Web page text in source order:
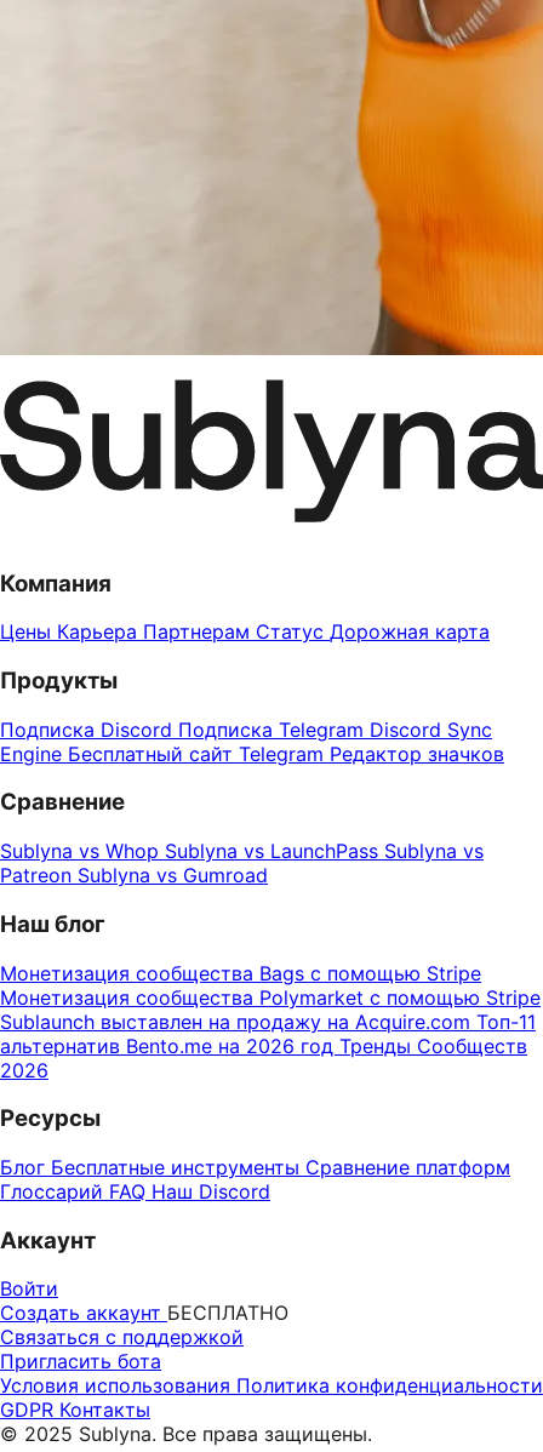
Компания
Цены Карьера Партнерам Статус Дорожная карта
Продукты
Подписка Discord Подписка Telegram Discord Sync
Engine Бесплатный сайт Telegram Редактор значков
Сравнение
Sublyna vs Whop Sublyna vs LaunchPass Sublyna vs
Patreon Sublyna vs Gumroad
Наш блог
Монетизация сообщества Bags с помощью Stripe
Монетизация сообщества Polymarket с помощью Stripe
Sublaunch выставлен на продажу на Acquire.com Топ-11
альтернатив Bento.me на 2026 год Тренды Сообществ
2026
Ресурсы
Блог Бесплатные инструменты Сравнение платформ
Глоссарий FAQ Наш Discord
Аккаунт
Войти
Создать аккаунт БЕСПЛАТНО
Связаться с поддержкой
Пригласить бота
Условия использования Политика конфиденциальности
GDPR Контакты
© 2025 Sublyna. Все права защищены.